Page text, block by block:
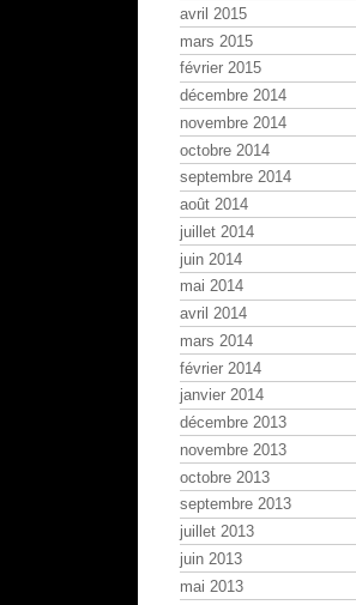
avril 2015
mars 2015
février 2015
décembre 2014
novembre 2014
octobre 2014
septembre 2014
août 2014
juillet 2014
juin 2014
mai 2014
avril 2014
mars 2014
février 2014
janvier 2014
décembre 2013
novembre 2013
octobre 2013
septembre 2013
juillet 2013
juin 2013
mai 2013